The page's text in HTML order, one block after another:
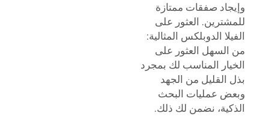
وإيجاد صفقات ممتازة
للمشترين. العثور على
الفيلا الدوبلكس المثالية:
من السهل العثور على
الخيار المناسب لك بمجرد
بذل القليل من الجهد
وبعض عمليات البحث
الذكية، نضمن لك ذلك.